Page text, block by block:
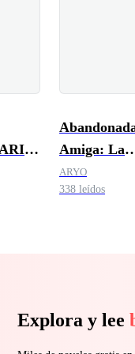
Amiga: La
Venganza de
Novia
ARYO
338 leídos
Explora y lee